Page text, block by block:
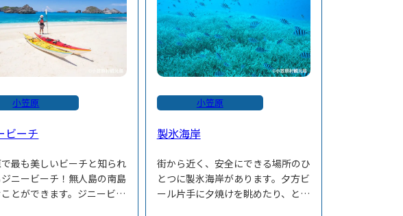
小笠原
ビーチ
最も美しいビーチと知られ
ニービーチ！無人島の南島
とができます。ジニービー
小笠原
製氷海岸
街から近く、安全にできる場所のひ
とつに製氷海岸があります。夕方ビ
ール片手に夕焼けを眺めたり、と島